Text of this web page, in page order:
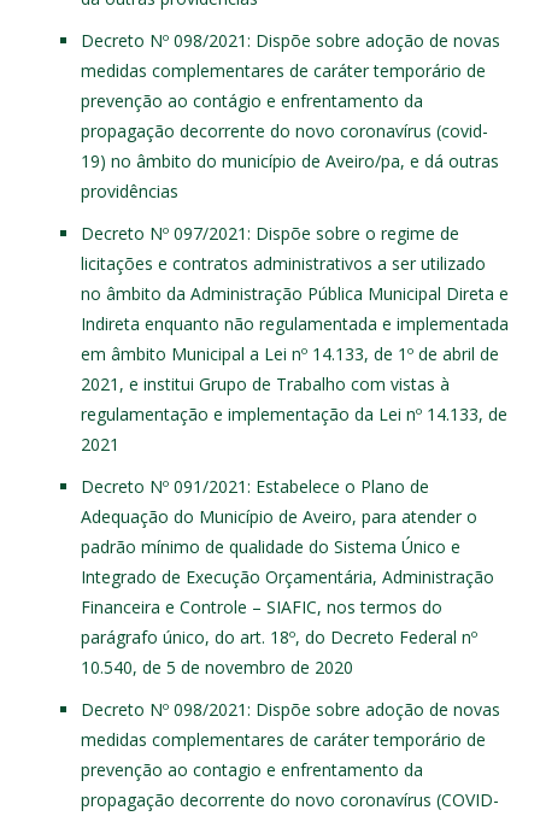
Decreto Nº 098/2021: Dispõe sobre adoção de novas
medidas complementares de caráter temporário de
prevenção ao contágio e enfrentamento da
propagação decorrente do novo coronavírus (covid-
19) no âmbito do município de Aveiro/pa, e dá outras
providências
Decreto Nº 097/2021: Dispõe sobre o regime de
licitações e contratos administrativos a ser utilizado
no âmbito da Administração Pública Municipal Direta e
Indireta enquanto não regulamentada e implementada
em âmbito Municipal a Lei nº 14.133, de 1º de abril de
2021, e institui Grupo de Trabalho com vistas à
regulamentação e implementação da Lei nº 14.133, de
2021
Decreto Nº 091/2021: Estabelece o Plano de
Adequação do Município de Aveiro, para atender o
padrão mínimo de qualidade do Sistema Único e
Integrado de Execução Orçamentária, Administração
Financeira e Controle – SIAFIC, nos termos do
parágrafo único, do art. 18º, do Decreto Federal nº
10.540, de 5 de novembro de 2020
Decreto Nº 098/2021: Dispõe sobre adoção de novas
medidas complementares de caráter temporário de
prevenção ao contagio e enfrentamento da
propagação decorrente do novo coronavírus (COVID-